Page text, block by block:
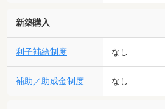
新築購入
利子補給制度 なし
補助／助成金制度 なし